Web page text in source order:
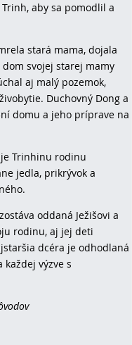
aby sa pomodlil a
stará mama, dojala
svojej starej mamy
aj malý pozemok,
Duchovný Dong a
domu a jeho príprave na
Trinhinu rodinu
jedla, prikrývok a
oddaná Ježišovi a
rodinu, aj jej deti
dcéra je odhodlaná
výzve s